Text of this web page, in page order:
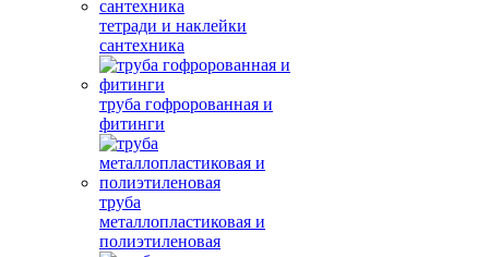
тетради и наклейки
сантехника
труба гофророванная и
фитинги
труба
металлопластиковая и
полиэтиленовая